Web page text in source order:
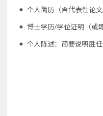
个人简历（含代表性论文
博士学历/学位证明（或
个人陈述：简要说明胜